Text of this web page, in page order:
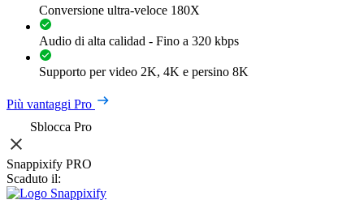
Conversione ultra-veloce 180X
Audio di alta calidad - Fino a 320 kbps
Supporto per video 2K, 4K e persino 8K
Più vantaggi Pro
Sblocca Pro
Snappixify PRO
Scaduto il: